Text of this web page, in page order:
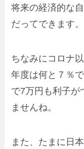
将来の経済的な
だってできます。
ちなみにコロナ
年度は何と７％
で7万円も利子が
ませんね。
また、たまに日